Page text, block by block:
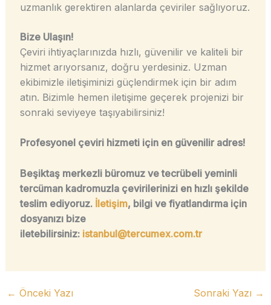
uzmanlık gerektiren alanlarda çeviriler sağlıyoruz.
Bize Ulaşın!
Çeviri ihtiyaçlarınızda hızlı, güvenilir ve kaliteli bir
hizmet arıyorsanız, doğru yerdesiniz. Uzman
ekibimizle iletişiminizi güçlendirmek için bir adım
atın. Bizimle hemen iletişime geçerek projenizi bir
sonraki seviyeye taşıyabilirsiniz!
Profesyonel çeviri hizmeti için en güvenilir adres!
Beşiktaş merkezli büromuz ve tecrübeli yeminli
tercüman kadromuzla çevirilerinizi en hızlı şekilde
teslim ediyoruz. İletişim, bilgi ve fiyatlandırma için
dosyanızı bize
iletebilirsiniz: istanbul@tercumex.com.tr
← Önceki Yazı Sonraki Yazı →